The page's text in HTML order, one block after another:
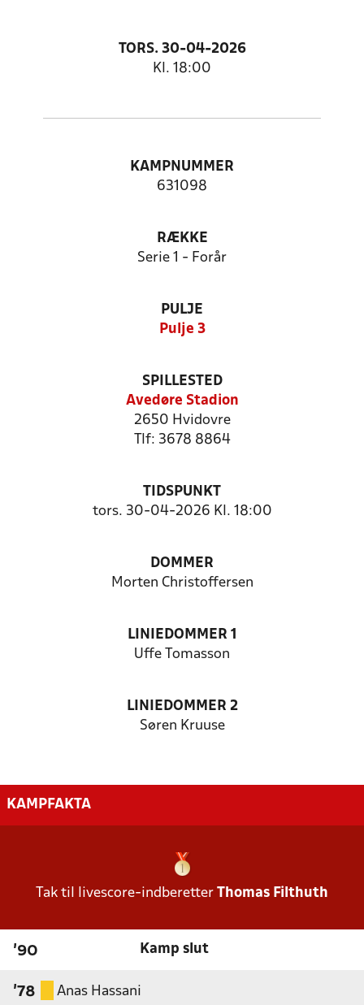
TORS. 30-04-2026
Kl. 18:00
KAMPNUMMER
631098
RÆKKE
Serie 1 - Forår
PULJE
Pulje 3
SPILLESTED
Avedøre Stadion
2650 Hvidovre
Tlf: 3678 8864
TIDSPUNKT
tors. 30-04-2026 Kl. 18:00
DOMMER
Morten Christoffersen
LINIEDOMMER 1
Uffe Tomasson
LINIEDOMMER 2
Søren Kruuse
KAMPFAKTA
Tak til livescore-indberetter Thomas Filthuth
'90 Kamp slut
'78 Anas Hassani